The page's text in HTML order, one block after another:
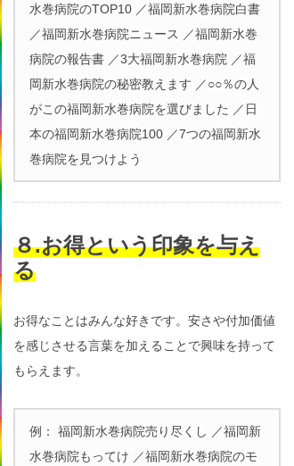
水巻病院のTOP10 ／福岡新水巻病院白書
／福岡新水巻病院ニュース ／福岡新水巻
病院の報告書 ／3大福岡新水巻病院 ／福
岡新水巻病院の秘密教えます ／○○％の人
がこの福岡新水巻病院を選びました ／日
本の福岡新水巻病院100 ／7つの福岡新水
巻病院を見つけよう
８.お得という印象を与え
る
お得なことはみんな好きです。安さや付加価値
を感じさせる言葉を加えることで興味を持って
もらえます。
例： 福岡新水巻病院売り尽くし ／福岡新
水巻病院もってけ ／福岡新水巻病院のモ